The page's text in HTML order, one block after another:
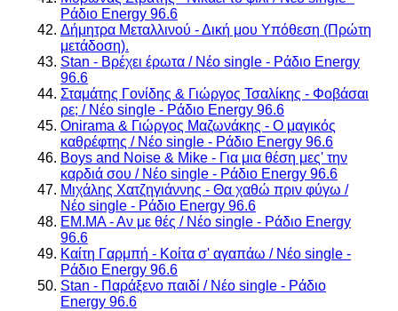
Ράδιο Energy 96.6
Δήμητρα Μεταλλινού - Δική μου Υπόθεση (Πρώτη
μετάδοση).
Stan - Βρέχει έρωτα / Νέο single - Ράδιο Energy
96.6
Σταμάτης Γονίδης & Γιώργος Τσαλίκης - Φοβάσαι
ρε; / Νέο single - Ράδιο Energy 96.6
Onirama & Γιώργος Μαζωνάκης - Ο μαγικός
καθρέφτης / Νέο single - Ράδιο Energy 96.6
Boys and Noise & Mike - Για μια θέση μες' την
καρδιά σου / Νέο single - Ράδιο Energy 96.6
Μιχάλης Χατζηγιάννης - Θα χαθώ πριν φύγω /
Νέο single - Ράδιο Energy 96.6
ΕΜ.ΜΑ - Αν με θές / Νέο single - Ράδιο Energy
96.6
Καίτη Γαρμπή - Κοίτα σ' αγαπάω / Νέο single -
Ράδιο Energy 96.6
Stan - Παράξενο παιδί / Νέο single - Ράδιο
Energy 96.6